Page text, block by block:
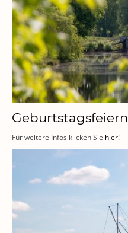
Geburtstagsfeiern
Für weitere Infos klicken Sie hier!